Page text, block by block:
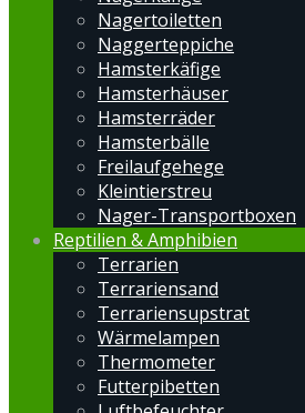
Nagertoiletten
Naggerteppiche
Hamsterkäfige
Hamsterhäuser
Hamsterräder
Hamsterbälle
Freilaufgehege
Kleintierstreu
Nager-Transportboxen
Reptilien & Amphibien
Terrarien
Terrariensand
Terrariensupstrat
Wärmelampen
Thermometer
Futterpibetten